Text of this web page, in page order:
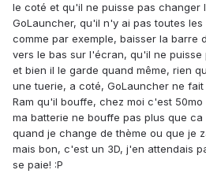
le coté et qu'il ne puisse pas changer
GoLauncher, qu'il n'y ai pas toutes
comme par exemple, baisser la barre
vers le bas sur l'écran, qu'il ne puisse
et bien il le garde quand même, rien
une tuerie, a coté, GoLauncher ne
Ram qu'il bouffe, chez moi c'est
ma batterie ne bouffe pas plus que
quand je change de thème ou que je
mais bon, c'est un 3D, j'en attendais
se paie! :P